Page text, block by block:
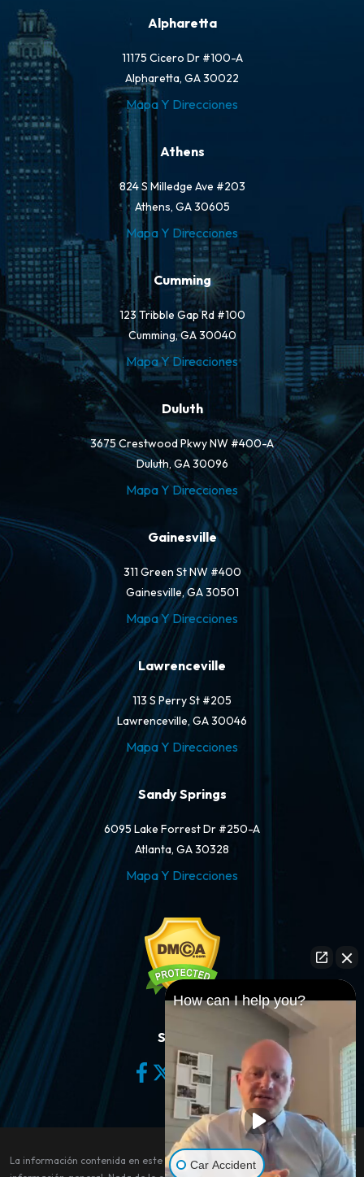
Alpharetta
11175 Cicero Dr #100-A
Alpharetta, GA 30022
Mapa Y Direcciones
Athens
824 S Milledge Ave #203
Athens, GA 30605
Mapa Y Direcciones
Cumming
123 Tribble Gap Rd #100
Cumming, GA 30040
Mapa Y Direcciones
Duluth
3675 Crestwood Pkwy NW #400-A
Duluth, GA 30096
Mapa Y Direcciones
Gainesville
311 Green St NW #400
Gainesville, GA 30501
Mapa Y Direcciones
Lawrenceville
113 S Perry St #205
Lawrenceville, GA 30046
Mapa Y Direcciones
Sandy Springs
6095 Lake Forrest Dr #250-A
Atlanta, GA 30328
Mapa Y Direcciones
Síganos
La información contenida en este sitio web es sólo para fines de
How can I help you?
Car Accident